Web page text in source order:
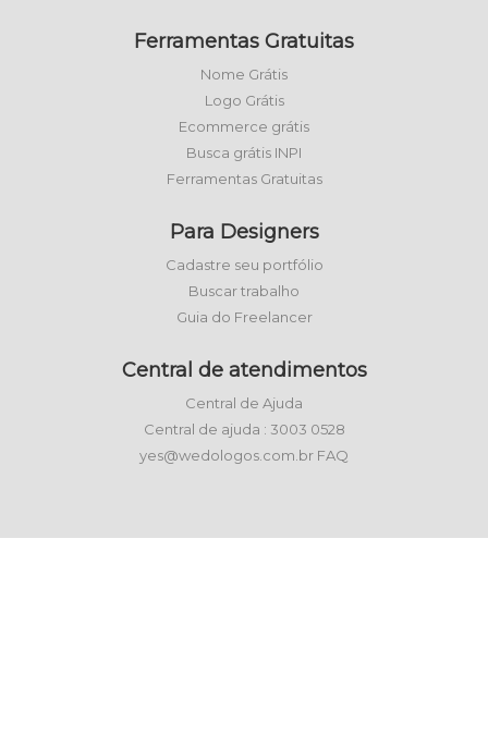
Ferramentas Gratuitas
Nome Grátis
Logo Grátis
Ecommerce grátis
Busca grátis INPI
Ferramentas Gratuitas
Para Designers
Cadastre seu portfólio
Buscar trabalho
Guia do Freelancer
Central de atendimentos
Central de Ajuda
Central de ajuda : 3003 0528
yes@wedologos.com.br FAQ